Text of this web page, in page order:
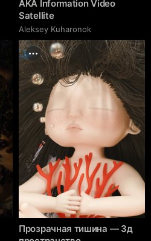
AKA Information Video
Satellite
Aleksey Kuharonok
Прозрачная тишина — 3д